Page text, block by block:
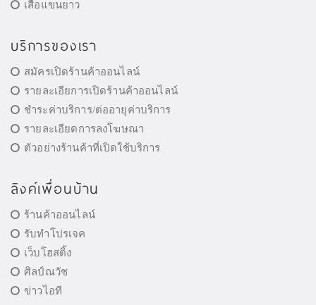
เสื้อแขนยาว
บริการของเรา
สมัครเปิดร้านค้าออนไลน์
รายละเอียการเปิดร้านค้าออนไลน์
ชำระค่าบริการ/ต่ออายุค่าบริการ
รายละเอียดการลงโฆษณา
ตัวอย่างร้านค้าที่เปิดใช้บริการ
ลิงค์เพื่อนบ้าน
ร้านค้าออนไลน์
รับทำโปรเจค
เว็บโฮสติ้ง
ศิลป์ณวัช
ข่าวไอที